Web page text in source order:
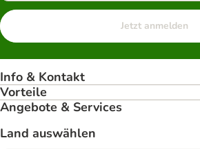
Jetzt anmelden
Info & Kontakt
Vorteile
Angebote & Services
Land auswählen